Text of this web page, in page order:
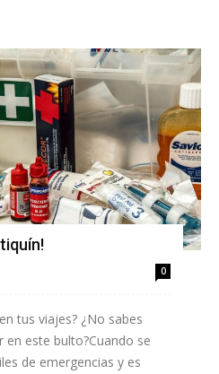
0
tus viajes? ¿No sabes
en este bulto?Cuando se
de emergencias y es